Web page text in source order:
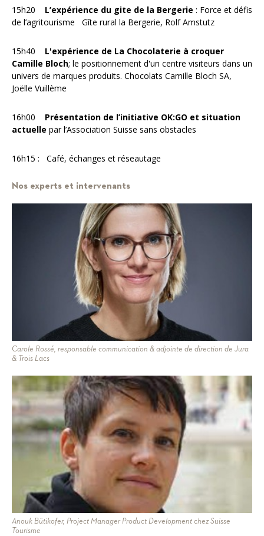
15h20 L’expérience du gite de la Bergerie : Force et défis
de l’agritourisme Gîte rural la Bergerie, Rolf Amstutz
15h40 L'expérience de La Chocolaterie à croquer
Camille Bloch; le positionnement d'un centre visiteurs dans un
univers de marques produits. Chocolats Camille Bloch SA,
Joëlle Vuillème
16h00 Présentation de l’initiative OK:GO et situation
actuelle par l’Association Suisse sans obstacles
16h15 : Café, échanges et réseautage
Nos experts et intervenants
Carole Rossé, responsable communication & adjointe de direction de Jura
& Trois Lacs
Anouk Bütikofer, Project Manager Product Development chez Suisse
Tourisme